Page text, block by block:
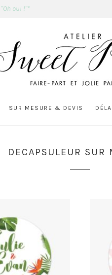
"Oh oui !"*
SUR MESURE & DEVIS
DECAPSULEUR SUR